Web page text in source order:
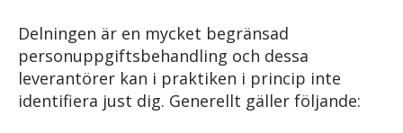
Delningen är en mycket begränsad
personuppgiftsbehandling och dessa
leverantörer kan i praktiken i princip inte
identifiera just dig. Generellt gäller följande: